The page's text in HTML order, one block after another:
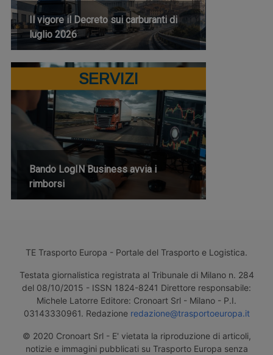
Il vigore il Decreto sui carburanti di
luglio 2026
SERVIZI
Bando LogIN Business avvia i
rimborsi
TE Trasporto Europa - Portale del Trasporto e Logistica.
Testata giornalistica registrata al Tribunale di Milano n. 284
del 08/10/2015 - ISSN 1824-8241 Direttore responsabile:
Michele Latorre Editore: Cronoart Srl - Milano - P.I.
03143330961. Redazione redazione@trasportoeuropa.it
© 2020 Cronoart Srl - E' vietata la riproduzione di articoli,
notizie e immagini pubblicati su Trasporto Europa senza